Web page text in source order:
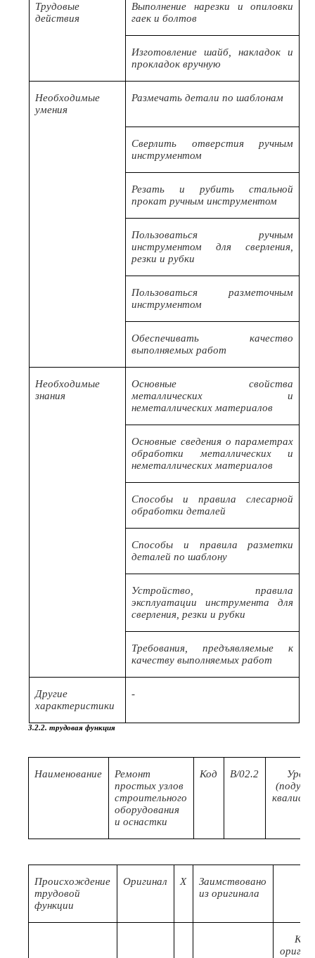
Трудовые
действия
Выполнение нарезки и опиловки
гаек и болтов
Изготовление шайб, накладок и
прокладок вручную
Необходимые
умения
Размечать детали по шаблонам
Сверлить отверстия ручным
инструментом
Резать и рубить стальной
прокат ручным инструментом
Пользоваться ручным
инструментом для сверления,
резки и рубки
Пользоваться разметочным
инструментом
Обеспечивать качество
выполняемых работ
Необходимые
знания
Основные свойства
металлических и
неметаллических материалов
Основные сведения о параметрах
обработки металлических и
неметаллических материалов
Способы и правила слесарной
обработки деталей
Способы и правила разметки
деталей по шаблону
Устройство, правила
эксплуатации инструмента для
сверления, резки и рубки
Требования, предъявляемые к
качеству выполняемых работ
Другие
характеристики
-
3.2.2. трудовая функция
Наименование
Ремонт
простых узлов
строительного
оборудования
и оснастки
Код B/02.2
Происхождение
трудовой
функции
Оригинал X
Заимствовано
из оригинала
Код